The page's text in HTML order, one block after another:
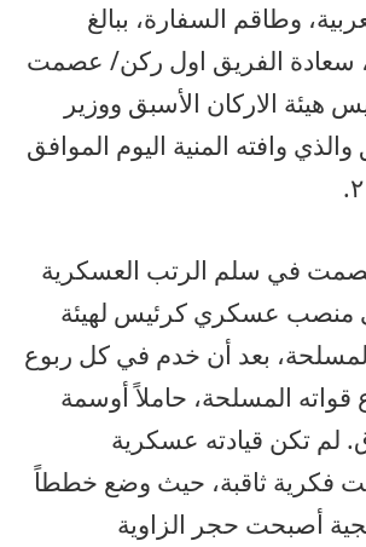
وطاقم السفارة، ببالغ
سعادة الفريق اول ركن/ عصمت
هيئة الاركان الأسبق ووزير
والذي وافته المنية اليوم الموافق
في سلم الرتب العسكرية
منصب عسكري كرئيس لهيئة
بعد أن خدم في كل ربوع
المسلحة، حاملاً أوسمة
لم تكن قيادته عسكرية
فكرية ثاقبة، حيث وضع خططاً
أصبحت حجر الزاوية